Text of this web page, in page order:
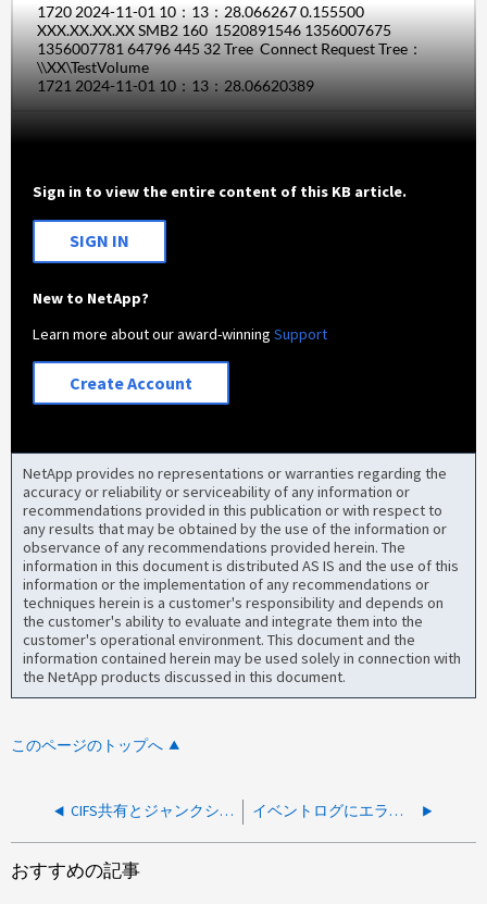
1720 2024-11-01 10：13：28.066267 0.155500
XXX.XX.XX.XX SMB2 160 1520891546 1356007675
1356007781 64796 445 32 TreeConnectRequestTree：
\\XX\TestVolume
1721 2024-11-01 10：13：28.06620389
Sign in to view the entire content of this KB article.
SIGN IN
New to NetApp?
Learn more about our award-winningSupport
Create Account
NetApp provides no representations or warranties regarding the
accuracy or reliability or serviceability of any information or
recommendations provided in this publication or with respect to
any results that may be obtained by the use of the information or
observance of any recommendations provided herein. The
information in this document is distributed AS IS and the use of this
information or the implementation of any recommendations or
techniques herein is a customer's responsibility and depends on
the customer's ability to evaluate and integrate them into the
customer's operational environment. This document and the
information contained herein may be used solely in connection with
the NetApp products discussed in this document.
このページのトップへ
CIFS共有とジャンクションパスの両方が大文字で設定されていても、Windowsでは共有名は小文字で表示されますが、ジャンクションパスは大文字で表示されます イベントログにエラーnetif.linkErrorsが表示される
おすすめの記事